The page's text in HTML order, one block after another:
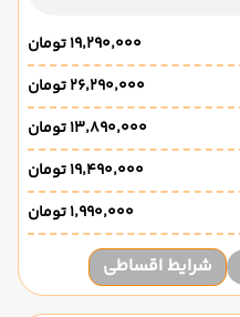
۱۹٬۲۹۰٬۰۰۰ تومان
۲۶٬۲۹۰٬۰۰۰ تومان
۱۳٬۸۹۰٬۰۰۰ تومان
۱۹٬۴۹۰٬۰۰۰ تومان
۱٬۹۹۰٬۰۰۰ تومان
شرایط اقساطی